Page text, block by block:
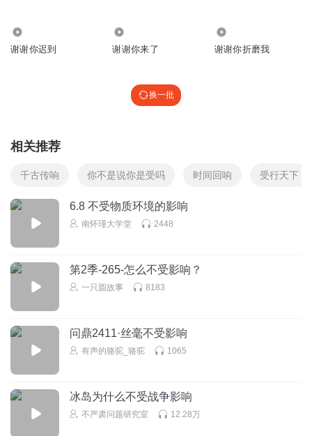
谢谢你迟到 谢谢你来了 谢谢你折磨我
换一批
相关推荐
千古传响 你不是说你是受吗 时间回响 受行天下
6.8 不受物质环境的影响
南怀瑾大学堂 2448
第2季-265-怎么不受影响？
一只圆故事 8183
问鼎2411·丝毫不受影响
有声的骆驼_骆驼 1065
冰岛为什么不受战争影响
不严肃问题研究室 12.28万